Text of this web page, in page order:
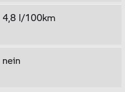
4,8 l/100km
nein